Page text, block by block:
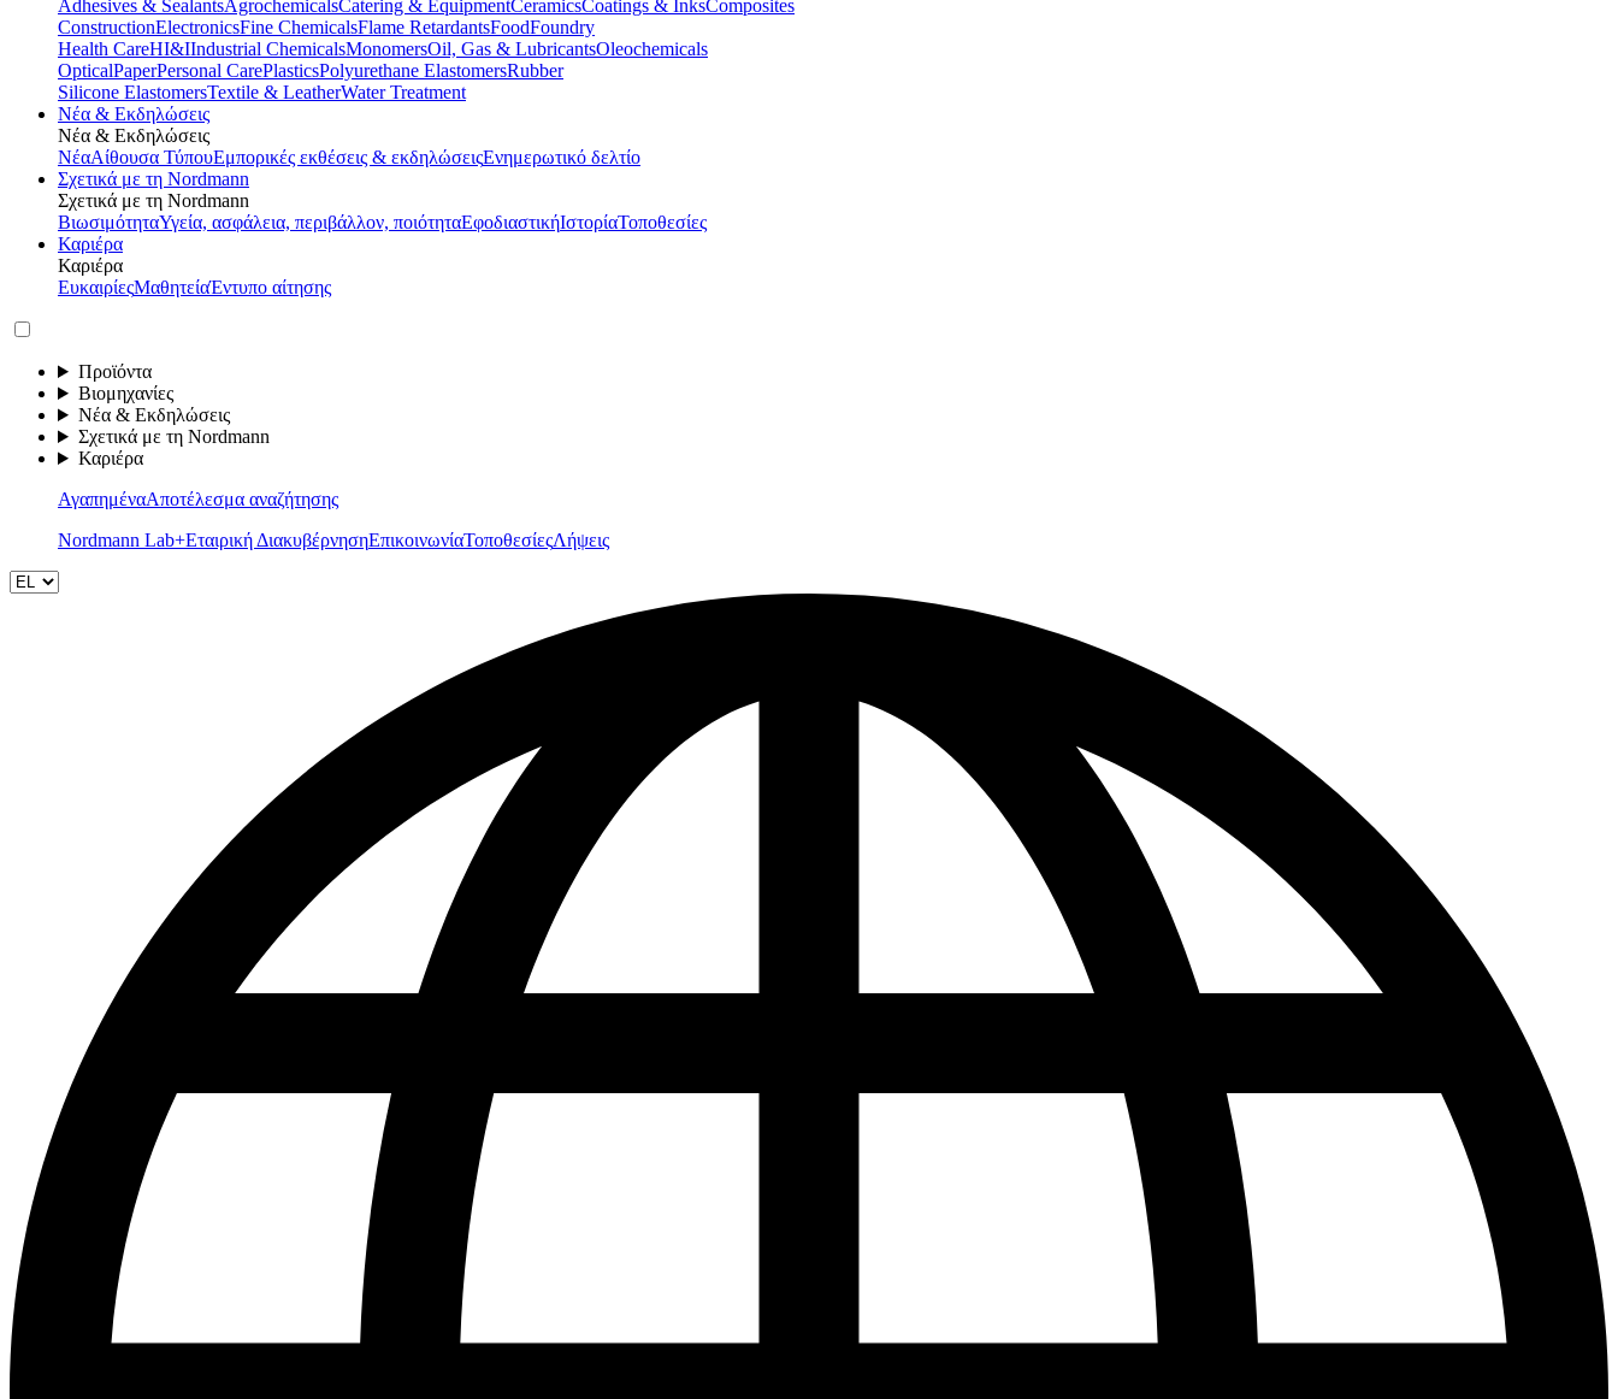
Adhesives & SealantsAgrochemicalsCatering & EquipmentCeramicsCoatings & InksComposites
ConstructionElectronicsFine ChemicalsFlame RetardantsFoodFoundry
Health CareHI&IIndustrial ChemicalsMonomersOil, Gas & LubricantsOleochemicals
OpticalPaperPersonal CarePlasticsPolyurethane ElastomersRubber
Silicone ElastomersTextile & LeatherWater Treatment
Νέα & Εκδηλώσεις
Νέα & Εκδηλώσεις
ΝέαΑίθουσα ΤύπουΕμπορικές εκθέσεις & εκδηλώσειςΕνημερωτικό δελτίο
Σχετικά με τη Nordmann
Σχετικά με τη Nordmann
ΒιωσιμότηταΥγεία, ασφάλεια, περιβάλλον, ποιότηταΕφοδιαστικήΙστορίαΤοποθεσίες
Καριέρα
Καριέρα
ΕυκαιρίεςΜαθητείαΈντυπο αίτησης
Προϊόντα
Βιομηχανίες
Νέα & Εκδηλώσεις
Σχετικά με τη Nordmann
Καριέρα
ΑγαπημέναΑποτέλεσμα αναζήτησης
Nordmann Lab+Εταιρική ΔιακυβέρνησηΕπικοινωνίαΤοποθεσίεςΛήψεις